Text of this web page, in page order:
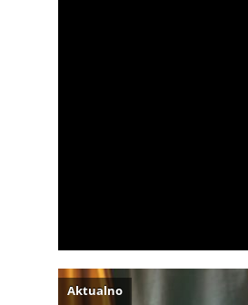
Aktualno